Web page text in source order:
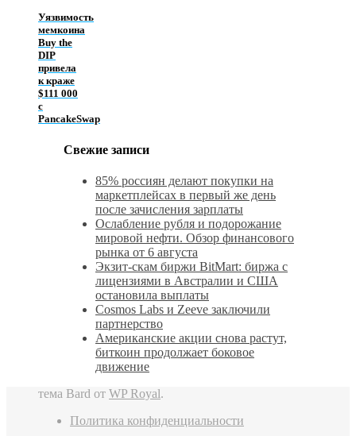
Уязвимость
мемкоина
Buy the
DIP
привела
к краже
$111 000
с
PancakeSwap
Свежие записи
85% россиян делают покупки на
маркетплейсах в первый же день
после зачисления зарплаты
Ослабление рубля и подорожание
мировой нефти. Обзор финансового
рынка от 6 августа
Экзит-скам биржи BitMart: биржа с
лицензиями в Австралии и США
остановила выплаты
Cosmos Labs и Zeeve заключили
партнерство
Американские акции снова растут,
биткоин продолжает боковое
движение
тема Bard от WP Royal.
Политика конфиденциальности